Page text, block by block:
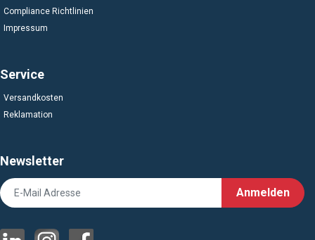
Compliance Richtlinien
Impressum
Service
Versandkosten
Reklamation
Newsletter
Anmelden